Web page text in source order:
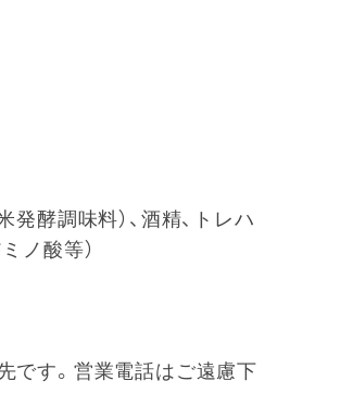
発酵調味料）、酒精、トレハ
ノ酸等）
す。営業電話はご遠慮下